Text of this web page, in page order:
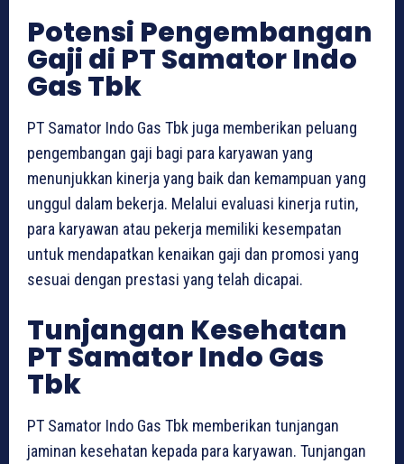
Potensi Pengembangan
Gaji di PT Samator Indo
Gas Tbk
PT Samator Indo Gas Tbk juga memberikan peluang
pengembangan gaji bagi para karyawan yang
menunjukkan kinerja yang baik dan kemampuan yang
unggul dalam bekerja. Melalui evaluasi kinerja rutin,
para karyawan atau pekerja memiliki kesempatan
untuk mendapatkan kenaikan gaji dan promosi yang
sesuai dengan prestasi yang telah dicapai.
Tunjangan Kesehatan
PT Samator Indo Gas
Tbk
PT Samator Indo Gas Tbk memberikan tunjangan
jaminan kesehatan kepada para karyawan. Tunjangan